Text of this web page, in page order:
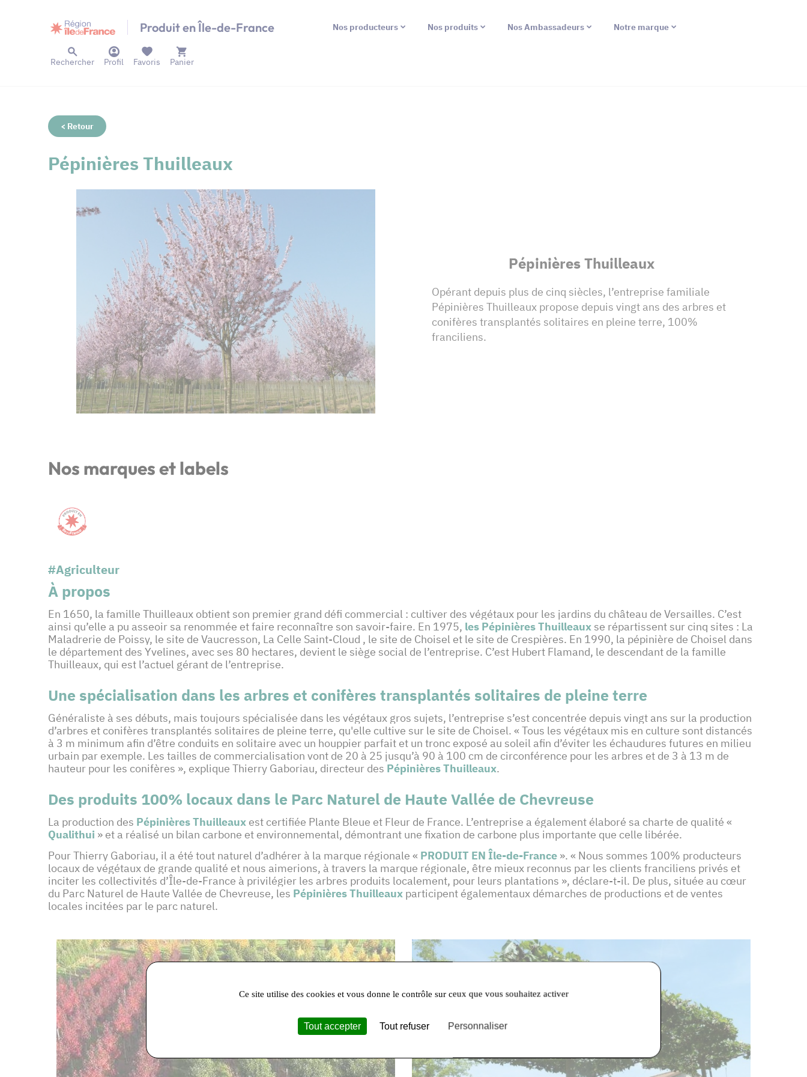
Produit en Île-de-France Nos producteurs Nos produits Nos Ambassadeurs Notre marque
Rechercher Profil Panier
Favoris
< Retour
Pépinières Thuilleaux
Pépinières Thuilleaux
Opérant depuis plus de cinq siècles, l’entreprise familiale
Pépinières Thuilleaux propose depuis vingt ans des arbres et
conifères transplantés solitaires en pleine terre, 100%
franciliens.
Nos marques et labels
#Agriculteur
À propos
En 1650, la famille Thuilleaux obtient son premier grand défi commercial : cultiver des végétaux pour les jardins du château de Versailles. C’est
ainsi qu’elle a pu asseoir sa renommée et faire reconnaître son savoir-faire. En 1975, les Pépinières Thuilleaux se répartissent sur cinq sites : La
Maladrerie de Poissy, le site de Vaucresson, La Celle Saint-Cloud , le site de Choisel et le site de Crespières. En 1990, la pépinière de Choisel dans
le département des Yvelines, avec ses 80 hectares, devient le siège social de l’entreprise. C’est Hubert Flamand, le descendant de la famille
Thuilleaux, qui est l’actuel gérant de l’entreprise.
Une spécialisation dans les arbres et conifères transplantés solitaires de pleine terre
Généraliste à ses débuts, mais toujours spécialisée dans les végétaux gros sujets, l’entreprise s’est concentrée depuis vingt ans sur la production
d’arbres et conifères transplantés solitaires de pleine terre, qu'elle cultive sur le site de Choisel. « Tous les végétaux mis en culture sont distancés
à 3 m minimum afin d’être conduits en solitaire avec un houppier parfait et un tronc exposé au soleil afin d’éviter les échaudures futures en milieu
urbain par exemple. Les tailles de commercialisation vont de 20 à 25 jusqu’à 90 à 100 cm de circonférence pour les arbres et de 3 à 13 m de
hauteur pour les conifères », explique Thierry Gaboriau, directeur des Pépinières Thuilleaux.
Des produits 100% locaux dans le Parc Naturel de Haute Vallée de Chevreuse
La production des Pépinières Thuilleaux est certifiée Plante Bleue et Fleur de France. L’entreprise a également élaboré sa charte de qualité «
Qualithui » et a réalisé un bilan carbone et environnemental, démontrant une fixation de carbone plus importante que celle libérée.
Pour Thierry Gaboriau, il a été tout naturel d’adhérer à la marque régionale « PRODUIT EN Île-de-France ». « Nous sommes 100% producteurs
locaux de végétaux de grande qualité et nous aimerions, à travers la marque régionale, être mieux reconnus par les clients franciliens privés et
inciter les collectivités d’Île-de-France à privilégier les arbres produits localement, pour leurs plantations », déclare-t-il. De plus, située au cœur
du Parc Naturel de Haute Vallée de Chevreuse, les Pépinières Thuilleaux participent égalementaux démarches de productions et de ventes
locales incitées par le parc naturel.
Ce site utilise des cookies et vous donne le contrôle sur ceux que vous souhaitez activer
Tout accepter Tout refuser Personnaliser